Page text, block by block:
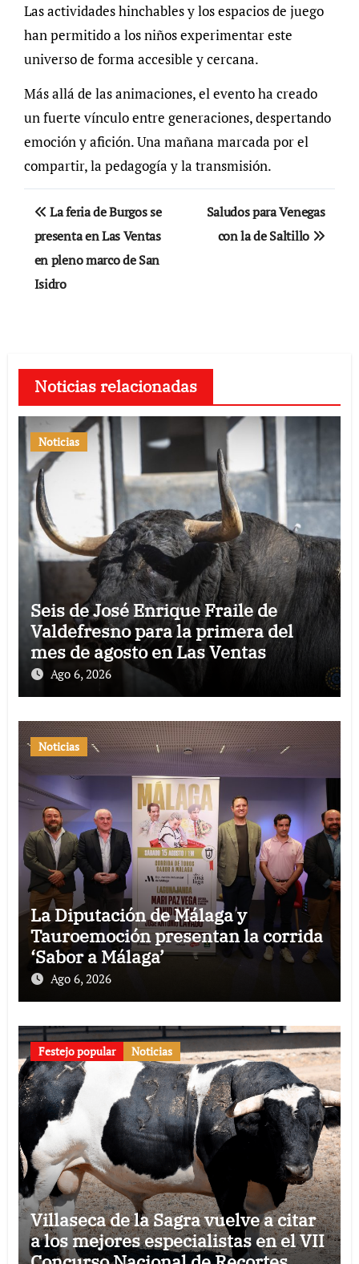
Las actividades hinchables y los espacios de juego
han permitido a los niños experimentar este
universo de forma accesible y cercana.
Más allá de las animaciones, el evento ha creado
un fuerte vínculo entre generaciones, despertando
emoción y afición. Una mañana marcada por el
compartir, la pedagogía y la transmisión.
Navegación
de
entradas
La feria de Burgos se
presenta en Las Ventas
en pleno marco de San
Isidro
Saludos para Venegas
con la de Saltillo
Noticias relacionadas
Noticias
Seis de José Enrique Fraile de
Valdefresno para la primera del
mes de agosto en Las Ventas
Ago 6, 2026
Noticias
La Diputación de Málaga y
Tauroemoción presentan la corrida
‘Sabor a Málaga’
Ago 6, 2026
Festejo popular Noticias
Villaseca de la Sagra vuelve a citar
a los mejores especialistas en el VII